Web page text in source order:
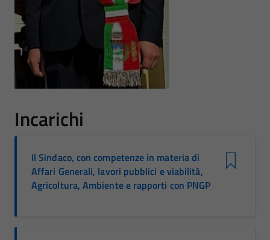
Incarichi
Il Sindaco, con competenze in materia di
Affari Generali, lavori pubblici e viabilità,
Agricoltura, Ambiente e rapporti con PNGP